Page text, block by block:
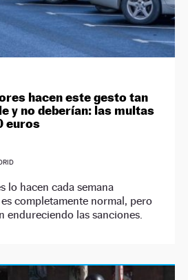
hacen este gesto tan
y no deberían: las multas
euros
lo hacen cada semana
completamente normal, pero
endureciendo las sanciones.